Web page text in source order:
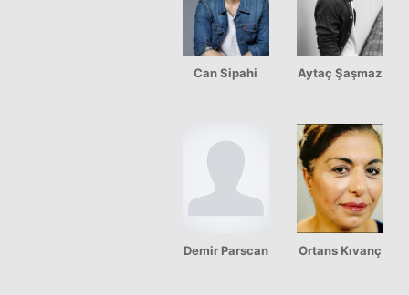
Can Sipahi Aytaç Şaşmaz
Demir Parscan Ortans Kıvanç